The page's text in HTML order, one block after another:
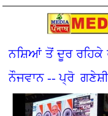
ਨਸ਼ਿਆਂ ਤੋਂ ਦੂਰ ਰਹਿਕੇ
ਨੌਜਵਾਨ -- ਪ੍ਰੋ